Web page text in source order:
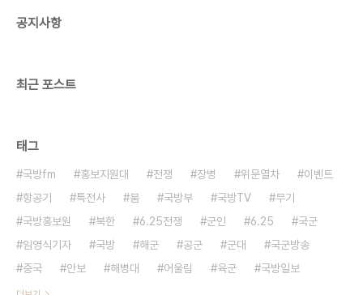
공지사항
최근 포스트
태그
국방fm 홍보지원대 전쟁 장병 위문열차
이벤트
항공기
특전사 붐 국방부 국방TV
무기
국방홍보원
북한 6.25전쟁 군인 6.25
국군
임영식기자
국방 해군 공군 군대
국군방송
중국
안보 해병대 어울림 육군 국방일보